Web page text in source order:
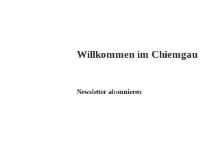
Willkommen im Chiemgau
Newsletter abonnieren